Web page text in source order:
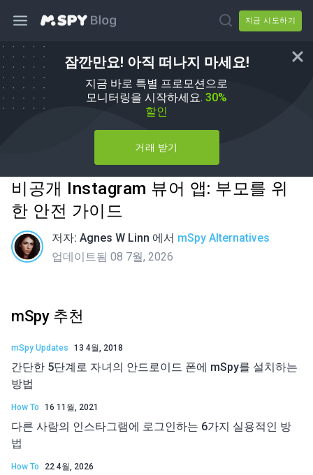
지금 시도하기
잠깐만요! 아직 떠나지 마세요!
지금 바로 특별 프로모션으로
모니터링을 시작하세요. 30%
할인
거래 받기
비공개 Instagram 뷰어 앱: 부모를 위
한 안전 가이드
저자: Agnes W Linn 에서 mSpy Alternatives
업데이트됨 08 7월, 2026
mSpy 추천
mSpy Updates 13 4월, 2018
간단한 5단계로 자녀의 안드로이드 폰에 mSpy를 설치하는
방법
How To 16 11월, 2021
다른 사람의 인스타그램에 로그인하는 6가지 실용적인 방
법
How To 22 4월, 2026